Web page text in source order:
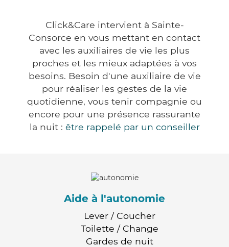
Click&Care intervient à Sainte-
Consorce en vous mettant en contact
avec les auxiliaires de vie les plus
proches et les mieux adaptées à vos
besoins. Besoin d'une auxiliaire de vie
pour réaliser les gestes de la vie
quotidienne, vous tenir compagnie ou
encore pour une présence rassurante
la nuit : être rappelé par un conseiller
Aide à l'autonomie
Lever / Coucher
Toilette / Change
Gardes de nuit